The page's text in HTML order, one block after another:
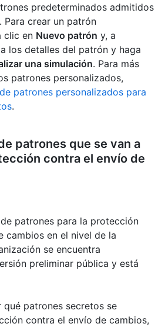
predeterminados admitidos
Para crear un patrón
clic en Nuevo patrón y, a
los detalles del patrón y haga
una simulación. Para más
patrones personalizados,
patrones personalizados para
.
patrones que se van a
contra el envío de
patrones para la protección
cambios en el nivel de la
se encuentra
preliminar pública y está
qué patrones secretos se
contra el envío de cambios,